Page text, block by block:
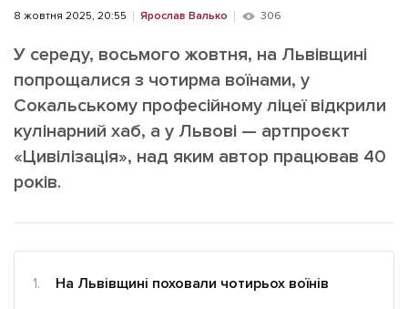
Розслідування
Погляди
Ініціативи
Лонгріди
Made in Lviv
Політика конфіденційності
8 жовтня 2025, 20:55 Ярослав Валько 306
У середу, восьмого жовтня, на Львівщині
попрощалися з чотирма воїнами, у
Сокальському професійному ліцеї відкрили
кулінарний хаб, а у Львові — артпроєкт
«Цивілізація», над яким автор працював 40
років.
На Львівщині поховали чотирьох воїнів